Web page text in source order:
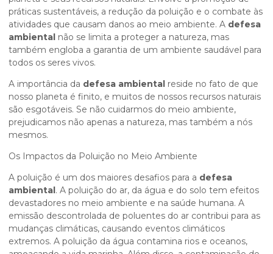
práticas sustentáveis, a redução da poluição e o combate às
atividades que causam danos ao meio ambiente. A defesa
ambiental não se limita a proteger a natureza, mas
também engloba a garantia de um ambiente saudável para
todos os seres vivos.
A importância da defesa ambiental reside no fato de que
nosso planeta é finito, e muitos de nossos recursos naturais
são esgotáveis. Se não cuidarmos do meio ambiente,
prejudicamos não apenas a natureza, mas também a nós
mesmos.
Os Impactos da Poluição no Meio Ambiente
A poluição é um dos maiores desafios para a defesa
ambiental. A poluição do ar, da água e do solo tem efeitos
devastadores no meio ambiente e na saúde humana. A
emissão descontrolada de poluentes do ar contribui para as
mudanças climáticas, causando eventos climáticos
extremos. A poluição da água contamina rios e oceanos,